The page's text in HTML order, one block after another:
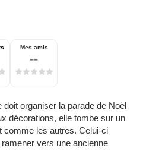
Mes amis
--
organiser la parade de Noël
décorations, elle tombe sur un
comme les autres. Celui-ci
vers une ancienne